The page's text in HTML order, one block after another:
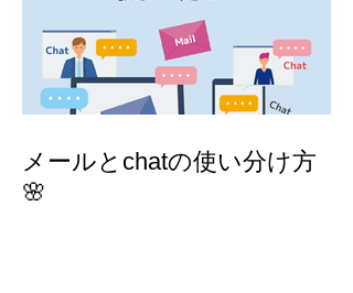
メールとchatの使い分け方
🌸